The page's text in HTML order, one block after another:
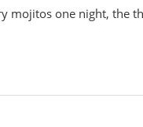
mojitos one night, the